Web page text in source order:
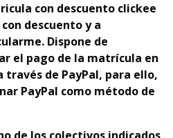
con descuento clickee
descuento y a
Dispone de
el pago de la matrícula en
través de PayPal, para ello,
PayPal como método de